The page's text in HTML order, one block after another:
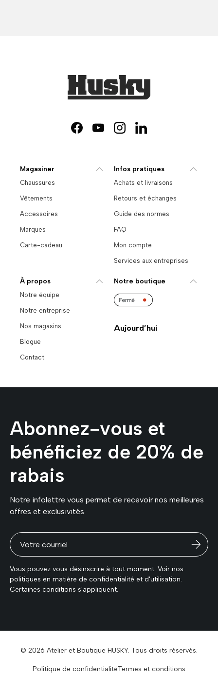
FacebookYouTubeInstagramLinkedIn
Magasiner
Chaussures
Vêtements
Accessoires
Marques
Carte-cadeau
Infos pratiques
Achats et livraisons
Retours et échanges
Guide des normes
FAQ
Mon compte
Services aux entreprises
À propos
Notre équipe
Notre entreprise
Nos magasins
Blogue
Contact
Notre boutique
Aujourd’hui
Abonnez-vous et
bénéficiez de 20% de
rabais
Notre infolettre vous permet de recevoir nos meilleures
offres et exclusivités
Vous pouvez vous désinscrire à tout moment. Voir nos
politiques en matière de confidentialité et d'utilisation.
Certaines conditions s'appliquent.
© 2026 Atelier et Boutique HUSKY. Tous droits réservés.
Politique de confidentialitéTermes et conditions